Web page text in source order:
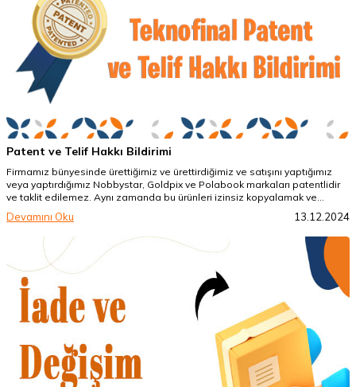
Patent ve Telif Hakkı Bildirimi
Firmamız bünyesinde ürettiğimiz ve ürettirdiğimiz ve satışını yaptığımız
veya yaptırdığımız Nobbystar, Goldpix ve Polabook markaları patentlidir
ve taklit edilemez. Aynı zamanda bu ürünleri izinsiz kopyalamak ve
satışını yapmak yasaktır. 6769 Sayılı Sınai Mülkiyet Kanunu ile
korunmaktadır ve kopyalayanlar bu hükümler çerçevesinde cezalandırılır.
Devamını Oku 13.12.2024